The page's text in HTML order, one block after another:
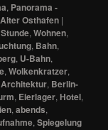
, Panorama -
Osthafen |
,Wohnen,
, Bahn,
, U-Bahn,
,Wolkenkratzer,
Architektur, Berlin-
, Eierlager, Hotel,
,abends,
,Spiegelung